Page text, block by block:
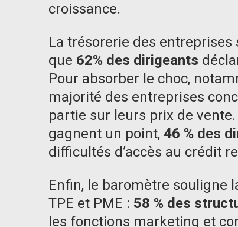
croissance.
La trésorerie des
que 62% des dirigeants
Pour absorber le choc,
majorité des entreprises
partie sur leurs prix de
gagnent un point, 46 % des
difficultés d’accès au crédit
Enfin, le baromètre souligne
TPE et PME : 58 % des
les fonctions marketing et